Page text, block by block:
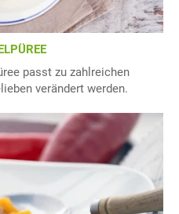
passt zu zahlreichen
verändert werden.